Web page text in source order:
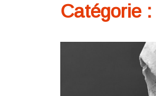
Catégorie :